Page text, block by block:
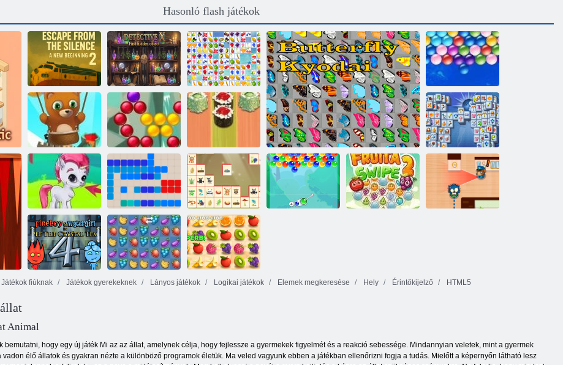
Hasonló flash játékok
Az Escape From
The Silence 2
egy új kezdet
X nyomozó
Rejtett tárgy
keresése
Gyümölcskapcsolat
Végtelen
Bubbles
Bubble Shooter
Végtelen
Bubble Shooter
saga
Sushi
backgammon
Mahjong
Fortuna
Buborék gémes 1212!
Woodventure
Mahjong
Connect
Játékok fiúknak Játékok gyerekeknek Lányos játékok Logikai játékok Elemek megkeresése Hely Érintőkijelző HTML5
Animal
bemutatni, hogy egy új játék Mi az az állat, amelynek célja, hogy fejlessze a gyermekek figyelmét és a reakció sebessége. Mindannyian veletek, mint a gyermek
vadon élő állatok és gyakran nézte a különböző programok életük. Ma veled vagyunk ebben a játékban ellenőrizni fogja a tudás. Mielőtt a képernyőn látható lesz